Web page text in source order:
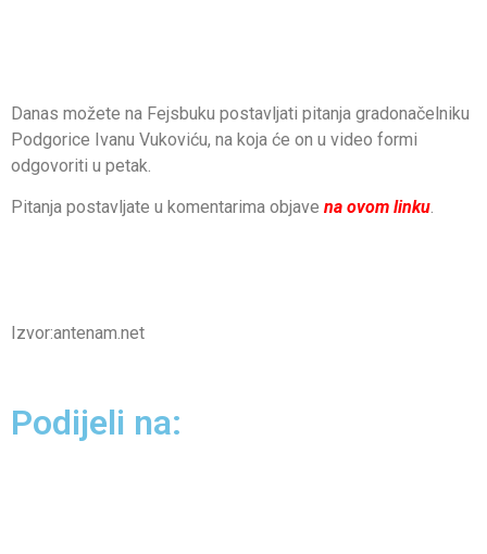
Danas možete na Fejsbuku postavljati pitanja gradonačelniku
Podgorice Ivanu Vukoviću, na koja će on u video formi
odgovoriti u petak.
Pitanja postavljate u komentarima objave na ovom linku.
Izvor:antenam.net
Podijeli na: